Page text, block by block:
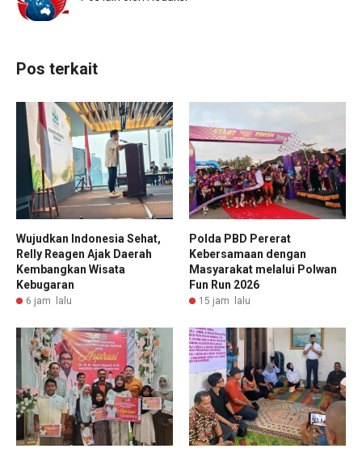
Pos terkait
Wujudkan Indonesia Sehat,
Relly Reagen Ajak Daerah
Kembangkan Wisata
Kebugaran
6 jam lalu
Polda PBD Pererat
Kebersamaan dengan
Masyarakat melalui Polwan
Fun Run 2026
15 jam lalu